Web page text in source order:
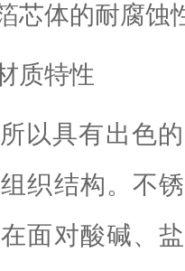
芯体的耐腐蚀
质特性
以具有出色
织结构。不
面对酸碱、